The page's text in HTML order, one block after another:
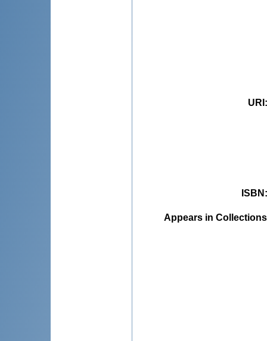
URI
ISBN
Appears in